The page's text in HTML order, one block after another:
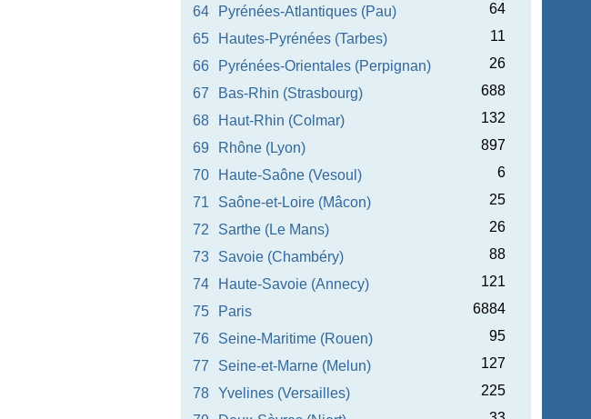
64
Pyrénées-Atlantiques (Pau)
64
65
Hautes-Pyrénées (Tarbes)
11
66
Pyrénées-Orientales (Perpignan)
26
67
Bas-Rhin (Strasbourg)
688
68
Haut-Rhin (Colmar)
132
69
Rhône (Lyon)
897
70
Haute-Saône (Vesoul)
6
71
Saône-et-Loire (Mâcon)
25
72
Sarthe (Le Mans)
26
73
Savoie (Chambéry)
88
74
Haute-Savoie (Annecy)
121
75
Paris
6884
76
Seine-Maritime (Rouen)
95
77
Seine-et-Marne (Melun)
127
78
Yvelines (Versailles)
225